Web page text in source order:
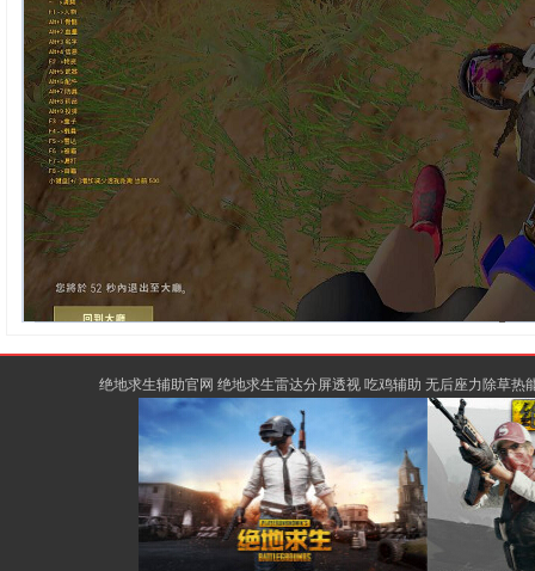
绝地求生辅助官网 绝地求生雷达分屏透视 吃鸡辅助 无后座力除草